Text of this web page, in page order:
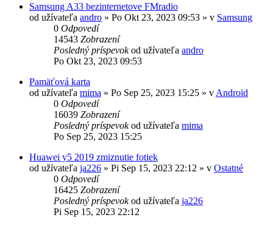
Samsung A33 bezinternetove FMradio
od užívateľa andro » Po Okt 23, 2023 09:53 » v Samsung
0 Odpovedí
14543 Zobrazení
Posledný príspevokod užívateľa andro
Po Okt 23, 2023 09:53
Pamäťová karta
od užívateľa mima » Po Sep 25, 2023 15:25 » v Android
0 Odpovedí
16039 Zobrazení
Posledný príspevokod užívateľa mima
Po Sep 25, 2023 15:25
Huawei y5 2019 zmiznutie fotiek
od užívateľa ja226 » Pi Sep 15, 2023 22:12 » v Ostatné
0 Odpovedí
16425 Zobrazení
Posledný príspevokod užívateľa ja226
Pi Sep 15, 2023 22:12